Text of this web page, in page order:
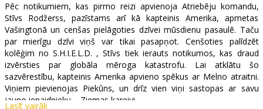
Pēc notikumiem, kas pirmo reizi apvienoja Atriebēju komandu,
Stīvs Rodžerss, pazīstams arī kā kapteinis Amerika, apmetas
Vašingtonā un cenšas pielāgoties dzīvei mūsdienu pasaulē. Taču
par mierīgu dzīvi viņš var tikai pasapņot. Cenšoties palīdzēt
kolēģim no S.H.I.E.L.D. , Stīvs tiek ierauts notikumos, kas draud
izvērsties par globāla mēroga katastrofu. Lai atklātu šo
sazvērestību, kapteinis Amerika apvieno spēkus ar Melno atraitni.
Viņiem pievienojas Piekūns, un drīz vien viņi sastopas ar savu
jauno ienaidnieku – Ziemas kareivi.
Lasīt vairāk